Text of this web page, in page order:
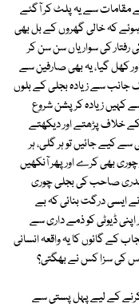
مقامات سے یہ پلٹ کر آگئے
کہ خالی گھروں کے بل بھی
کی سواریاں سن سن کر
کھل گیا، یہ بھی صارفین سے
سے زیادہ بجلی کے بلوں
کہیں زیادہ کرپشن شروع
خلاف پڑھتے اور دیکھتے
سے کیے جائیں تو ہر گلی، ہر
بھی کرے اور پھر آنکھیں
صاحب کی بجلی چوری
ایسی درگت بنائی کہ بے
اپنی ڈیوٹی کو ذمے داری سے
کے گائوں کا یہ واقعہ انسانی
اس کی سزا کس نے بھگتی؟
کے لیے پہل پستی سے